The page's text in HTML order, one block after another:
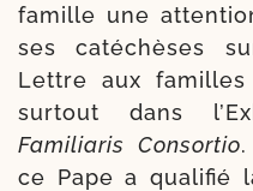
famille une
ses caté­chèses
Lettre aux
sur­tout dans
Familiaris Consortio
ce Pape a qua­li­fié